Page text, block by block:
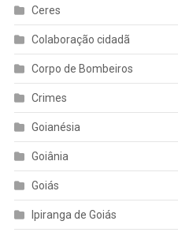
Ceres
Colaboração cidadã
Corpo de Bombeiros
Crimes
Goianésia
Goiânia
Goiás
Ipiranga de Goiás